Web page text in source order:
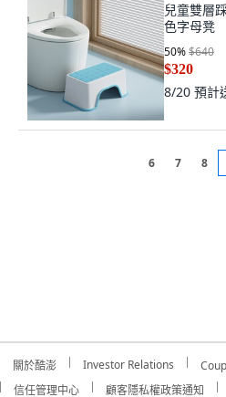
兒童雙層
色字母凳
50%$640
$320
8/20 預計
6 7 8
關於酷澎 Investor Relations
信任管理中心
顧客隱私權政策通知